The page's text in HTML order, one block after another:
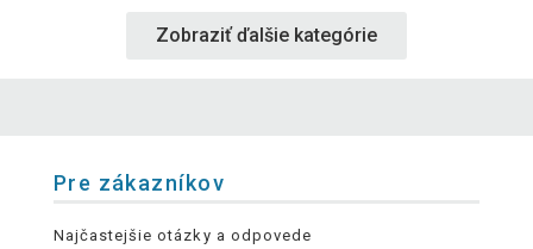
Zobraziť ďalšie kategórie
Pre zákazníkov
Najčastejšie otázky a odpovede